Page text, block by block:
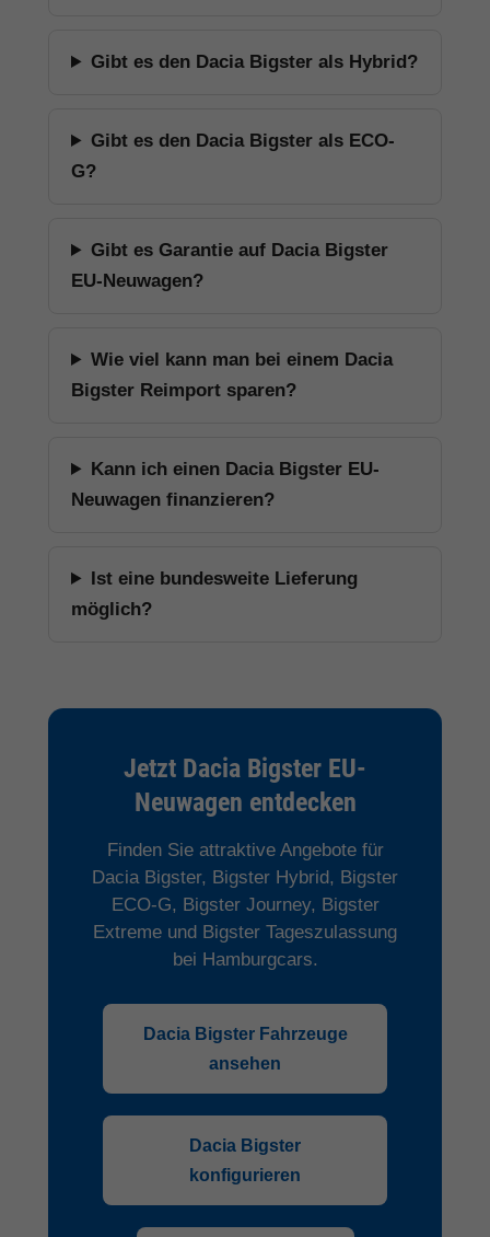
Gibt es den Dacia Bigster als Hybrid?
Gibt es den Dacia Bigster als ECO-
G?
Gibt es Garantie auf Dacia Bigster
EU-Neuwagen?
Wie viel kann man bei einem Dacia
Bigster Reimport sparen?
Kann ich einen Dacia Bigster EU-
Neuwagen finanzieren?
Ist eine bundesweite Lieferung
möglich?
Jetzt Dacia Bigster EU-
Neuwagen entdecken
Finden Sie attraktive Angebote für
Dacia Bigster, Bigster Hybrid, Bigster
ECO-G, Bigster Journey, Bigster
Extreme und Bigster Tageszulassung
bei Hamburgcars.
Dacia Bigster Fahrzeuge
ansehen
Dacia Bigster
konfigurieren